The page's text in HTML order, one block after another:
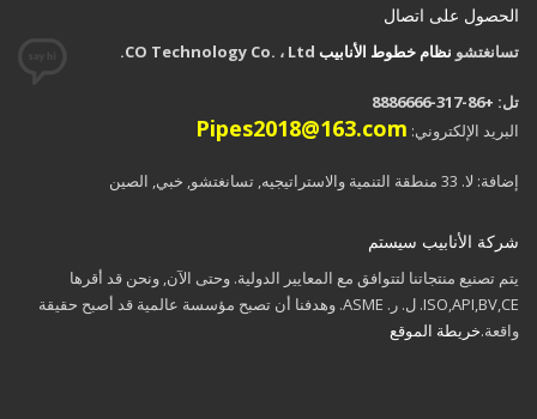
الحصول على اتصال
تسانغتشو نظام خطوط الأنابيب
تل: +86-317-8886666
البريد الإلكتروني: Pipes2018@163.com
إضافة: لا. 33 منطقة التنمية والاستراتیجیه, تسانغتشو, خبي, الصين
شركة الأنابيب سيستم
يتم تصنيع منتجاتنا لتتوافق مع المعايير الدولية. وحتى الآن, ونحن قد أقرها
ISO,API,BV,CE. ل. ر. ASME. وهدفنا أن تصبح مؤسسة عالمية قد أصبح حقيقة
واقعة.خريطة الموقع